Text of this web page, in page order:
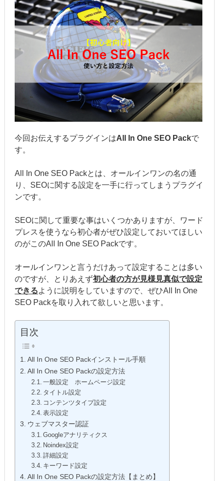
今回お伝えするプラグインはAll In One SEO Packで
す。
All In One SEO Packとは、オールインワンの名の通
り、SEOに関する設定を一手に行ってしまうプラグイ
ンです。
SEOに関して重要な事はいくつかありますが、ワード
プレスを使うなら初心者がぜひ設定しておいてほしい
のがこのAll In One SEO Packです。
オールインワンと言うだけあって設定することは多い
のですが、とりあえず初心者の方が見様見真似で設定
できるように説明をしていますので、ぜひAll In One
SEO Packを取り入れて欲しいと思います。
目次
All In One SEO Packインストール手順
All In One SEO Packの設定方法
一般設定 ホームページ設定
タイトル設定
コンテンツタイプ設定
表示設定
ウェブマスター認証
Googleアナリティクス
Noindex設定
詳細設定
キーワード設定
All In One SEO Packの設定方法【まとめ】